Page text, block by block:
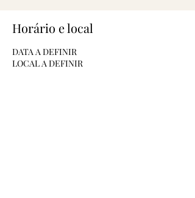
Horário e local
DATA A DEFINIR
LOCAL A DEFINIR